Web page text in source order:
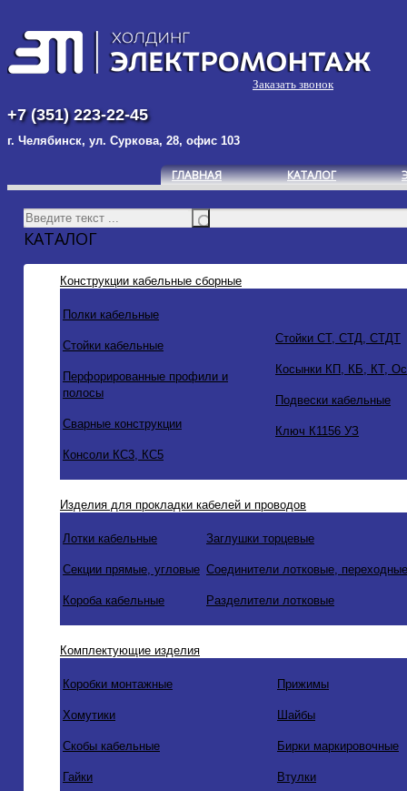
+7 (351) 223-22-45
г. Челябинск, ул. Суркова, 28, офис 103
Заказать звонок
ГЛАВНАЯ КАТАЛОГ
КАТАЛОГ
Конструкции кабельные сборные
Полки кабельные
Стойки кабельные
Перфорированные профили и
полосы
Сварные конструкции
Консоли КС3, КС5
Стойки СТ, СТД, СТДТ
Косынки КП, КБ, КТ,
Подвески кабельные
Ключ К1156 УЗ
Изделия для прокладки кабелей и проводов
Лотки кабельные
Секции прямые, угловые
Короба кабельные
Заглушки торцевые
Соединители лотковые,
Разделители лотковые
Комплектующие изделия
Коробки монтажные
Хомутики
Скобы кабельные
Гайки
Прижимы
Шайбы
Бирки маркировочные
Втулки